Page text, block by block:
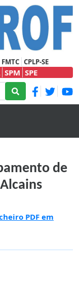
FMTC CPLP-SE
SPM SPE
de
PDF em